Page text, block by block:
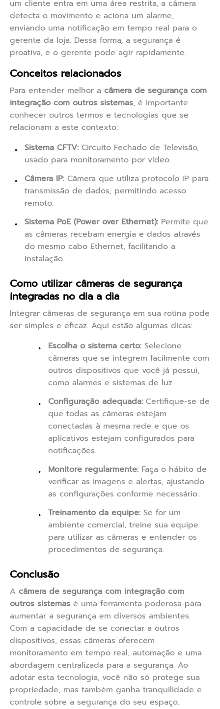
um cliente entra em uma área restrita, a câmera
detecta o movimento e aciona um alarme,
enviando uma notificação em tempo real para o
gerente da loja. Dessa forma, a segurança é
proativa, e o gerente pode agir rapidamente.
Conceitos relacionados
Para entender melhor a câmera de segurança com
integração com outros sistemas, é importante
conhecer outros termos e tecnologias que se
relacionam a este contexto:
Sistema CFTV: Circuito Fechado de Televisão,
usado para monitoramento por vídeo.
Câmera IP: Câmera que utiliza protocolo IP para
transmissão de dados, permitindo acesso
remoto.
Sistema PoE (Power over Ethernet): Permite que
as câmeras recebam energia e dados através
do mesmo cabo Ethernet, facilitando a
instalação.
Como utilizar câmeras de segurança
integradas no dia a dia
Integrar câmeras de segurança em sua rotina pode
ser simples e eficaz. Aqui estão algumas dicas:
Escolha o sistema certo: Selecione
câmeras que se integrem facilmente com
outros dispositivos que você já possui,
como alarmes e sistemas de luz.
Configuração adequada: Certifique-se de
que todas as câmeras estejam
conectadas à mesma rede e que os
aplicativos estejam configurados para
notificações.
Monitore regularmente: Faça o hábito de
verificar as imagens e alertas, ajustando
as configurações conforme necessário.
Treinamento da equipe: Se for um
ambiente comercial, treine sua equipe
para utilizar as câmeras e entender os
procedimentos de segurança.
Conclusão
A câmera de segurança com integração com
outros sistemas é uma ferramenta poderosa para
aumentar a segurança em diversos ambientes.
Com a capacidade de se conectar a outros
dispositivos, essas câmeras oferecem
monitoramento em tempo real, automação e uma
abordagem centralizada para a segurança. Ao
adotar esta tecnologia, você não só protege sua
propriedade, mas também ganha tranquilidade e
controle sobre a segurança do seu espaço.